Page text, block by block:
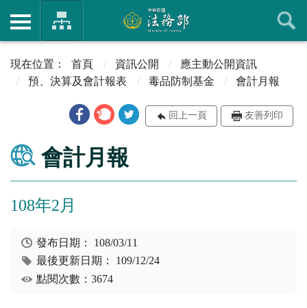
首頁 資訊公開
應主動公開資訊
預、決算及會計報表
毒品防制基金 會計月報
回上一頁 友善列印
會計月報
108年2月
發布日期： 108/03/11
最後更新日期： 109/12/24
點閱次數：3674